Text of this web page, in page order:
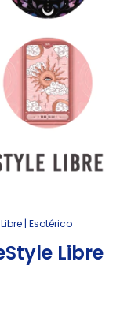
| Esotérico
Libre